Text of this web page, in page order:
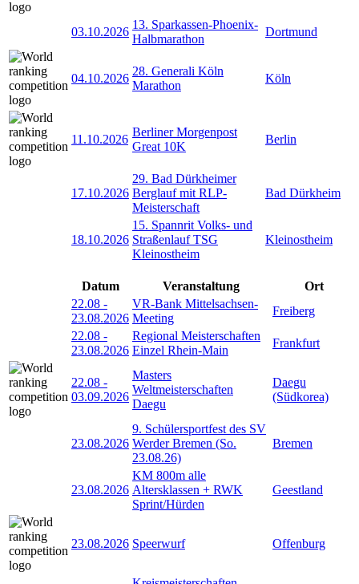
03.10.2026
13. Sparkassen-Phoenix-
Halbmarathon
Dortmund
04.10.2026
28. Generali Köln
Marathon
Köln
11.10.2026
Berliner Morgenpost
Great 10K
Berlin
17.10.2026
29. Bad Dürkheimer
Berglauf mit RLP-
Meisterschaft
Bad Dürkheim
18.10.2026
15. Spannrit Volks- und
Straßenlauf TSG
Kleinostheim
Kleinostheim
Datum Veranstaltung
Ort
22.08 -
23.08.2026
VR-Bank Mittelsachsen-
Meeting
Freiberg
22.08 -
23.08.2026
Regional Meisterschaften
Einzel Rhein-Main
Frankfurt
22.08 -
03.09.2026
Masters
Weltmeisterschaften
Daegu
Daegu
(Südkorea)
23.08.2026
9. Schülersportfest des SV
Werder Bremen (So.
23.08.26)
Bremen
23.08.2026
KM 800m alle
Altersklassen + RWK
Sprint/Hürden
Geestland
23.08.2026 Speerwurf Offenburg